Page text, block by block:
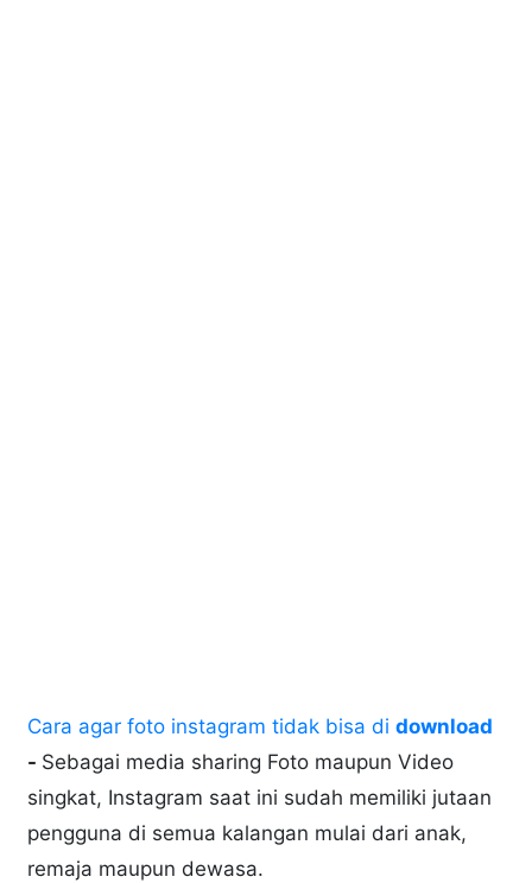
Cara agar foto instagram tidak bisa didownload
- Sebagai media sharing Foto maupun Video
singkat, Instagram saat ini sudah memiliki jutaan
pengguna di semua kalangan mulai dari anak,
remaja maupun dewasa.